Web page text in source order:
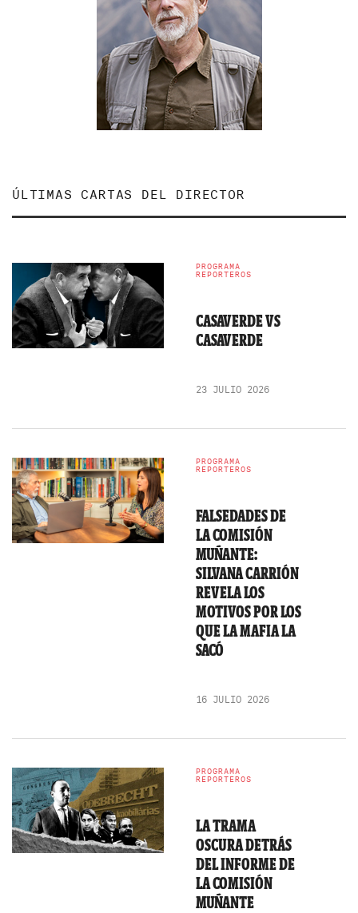
ÚLTIMAS CARTAS DEL DIRECTOR
PROGRAMA
REPORTEROS
CASAVERDE VS
CASAVERDE
23 JULIO 2026
PROGRAMA
REPORTEROS
FALSEDADES DE
LA COMISIÓN
MUÑANTE:
SILVANA CARRIÓN
REVELA LOS
MOTIVOS POR LOS
QUE LA MAFIA LA
SACÓ
16 JULIO 2026
PROGRAMA
REPORTEROS
LA TRAMA
OSCURA DETRÁS
DEL INFORME DE
LA COMISIÓN
MUÑANTE